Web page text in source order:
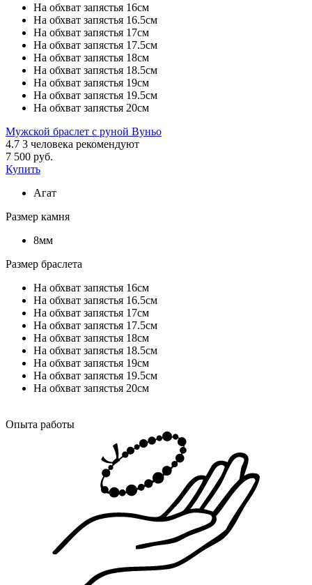
На обхват запястья 16см
На обхват запястья 16.5см
На обхват запястья 17см
На обхват запястья 17.5см
На обхват запястья 18см
На обхват запястья 18.5см
На обхват запястья 19см
На обхват запястья 19.5см
На обхват запястья 20см
Мужской браслет с руной Вуньо
4.7 3 человека рекомендуют
7 500 руб.
Купить
Агат
Размер камня
8мм
Размер браслета
На обхват запястья 16см
На обхват запястья 16.5см
На обхват запястья 17см
На обхват запястья 17.5см
На обхват запястья 18см
На обхват запястья 18.5см
На обхват запястья 19см
На обхват запястья 19.5см
На обхват запястья 20см
Опыта работы